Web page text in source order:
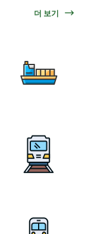
더 보기